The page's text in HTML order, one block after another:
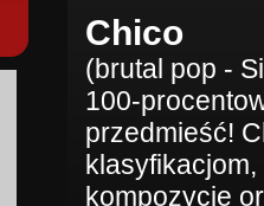
Chico
(brutal pop -
100-
przedmieść!
kompozycje